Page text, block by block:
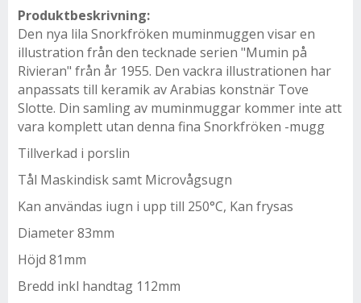
Produktbeskrivning:
Den nya lila Snorkfröken muminmuggen visar en
illustration från den tecknade serien "Mumin på
Rivieran" från år 1955. Den vackra illustrationen har
anpassats till keramik av Arabias konstnär Tove
Slotte. Din samling av muminmuggar kommer inte att
vara komplett utan denna fina Snorkfröken -mugg
Tillverkad i porslin
Tål Maskindisk samt Microvågsugn
Kan användas iugn i upp till 250°C, Kan frysas
Diameter 83mm
Höjd 81mm
Bredd inkl handtag 112mm